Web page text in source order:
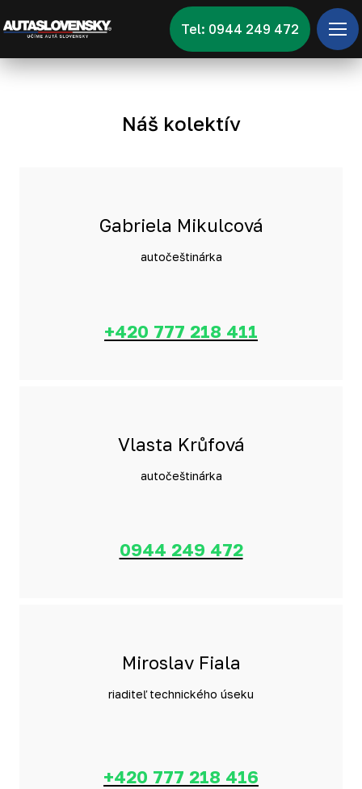
Tel: 0944 249 472
Náš kolektív
Gabriela Mikulcová
autočeštinárka
+420 777 218 411
Vlasta Krůfová
autočeštinárka
0944 249 472
Miroslav Fiala
riaditeľ technického úseku
+420 777 218 416